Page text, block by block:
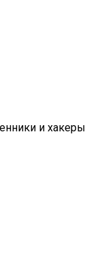
и хакеры